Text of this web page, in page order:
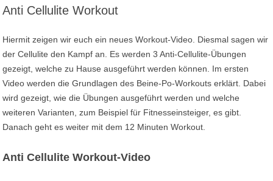
Anti Cellulite Workout
Hiermit zeigen wir euch ein neues Workout-Video. Diesmal sagen wir
der Cellulite den Kampf an. Es werden 3 Anti-Cellulite-Übungen
gezeigt, welche zu Hause ausgeführt werden können. Im ersten
Video werden die Grundlagen des Beine-Po-Workouts erklärt. Dabei
wird gezeigt, wie die Übungen ausgeführt werden und welche
weiteren Varianten, zum Beispiel für Fitnesseinsteiger, es gibt.
Danach geht es weiter mit dem 12 Minuten Workout.
Anti Cellulite Workout-Video